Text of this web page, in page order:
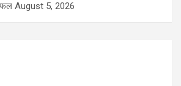
August 5, 2026